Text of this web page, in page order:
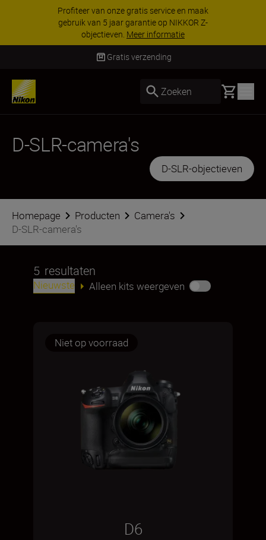
KORTING OP ACCESSOIRES | Bespaar 15% op
geselecteerde accessoires, maak je kit vandaag
nog compleetKoop nu
Gratis verzending
Zoeken Basket
D-SLR-camera's
D-SLR-objectieven
Homepage Producten
Camera's
D-SLR-camera's
5 resultaten
Nieuwste Alleen kits weergeven
Niet op voorraad
D6